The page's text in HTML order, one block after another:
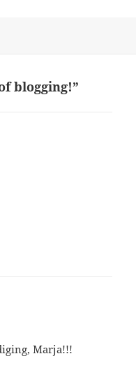
blogging!”
Marja!!!